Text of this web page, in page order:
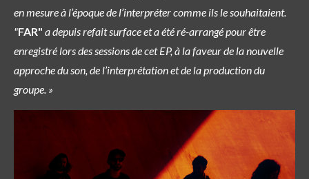
en mesure à l’époque de l’interpréter comme ils le souhaitaient.
"FAR" a depuis refait surface et a été ré-arrangé pour être
enregistré lors des sessions de cet EP, à la faveur de la nouvelle
approche du son, de l’interprétation et de la production du
groupe. »